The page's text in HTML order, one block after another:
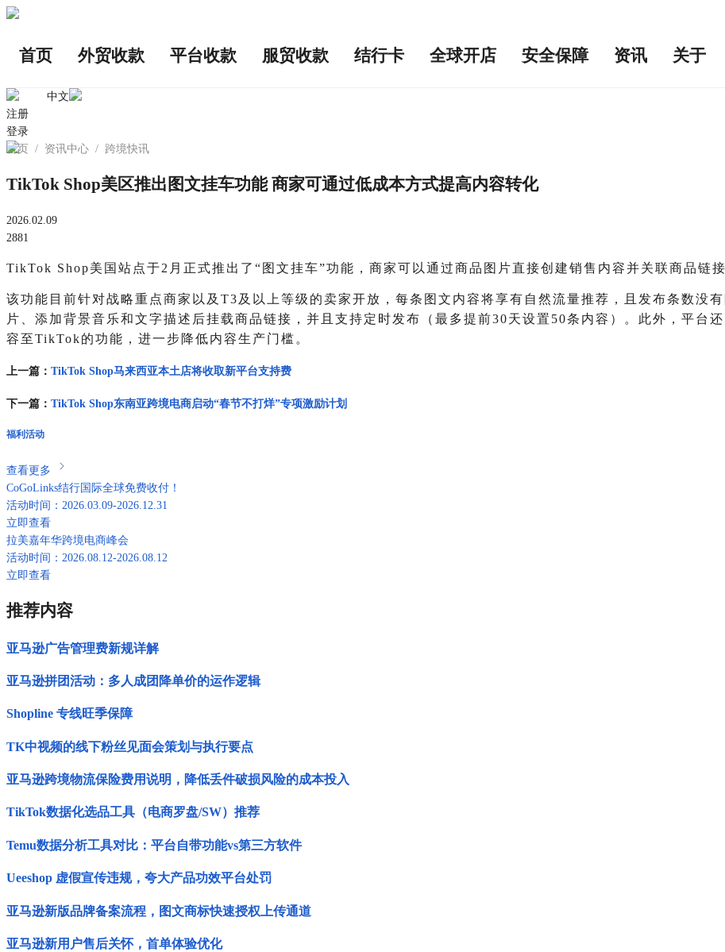
首页 外贸收款 平台收款 服贸收款 结行卡 全球开店 安全保障 资讯 关于
中文
注册
登录
首页
/ 资讯中心 / 跨境快讯
TikTok Shop美区推出图文挂车功能 商家可通过低成本方式提高内容转化
2026.02.09
2881
TikTok Shop美国站点于2月正式推出了“图文挂车”功能，商家可以通过商品图片直接创建销售内容并关联商品链接
该功能目前针对战略重点商家以及T3及以上等级的卖家开放，每条图文内容将享有自然流量推荐，且发布条数没
片、添加背景音乐和文字描述后挂载商品链接，并且支持定时发布（最多提前30天设置50条内容）。此外，平台
容至TikTok的功能，进一步降低内容生产门槛。
上一篇： TikTok Shop马来西亚本土店将收取新平台支持费
下一篇： TikTok Shop东南亚跨境电商启动“春节不打烊”专项激励计划
福利活动
查看更多
CoGoLinks结行国际全球免费收付！
活动时间：2026.03.09-2026.12.31
立即查看
拉美嘉年华跨境电商峰会
活动时间：2026.08.12-2026.08.12
立即查看
推荐内容
亚马逊广告管理费新规详解
亚马逊拼团活动：多人成团降单价的运作逻辑
Shopline 专线旺季保障
TK中视频的线下粉丝见面会策划与执行要点
亚马逊跨境物流保险费用说明，降低丢件破损风险的成本投入
TikTok数据化选品工具（电商罗盘/SW）推荐
Temu数据分析工具对比：平台自带功能vs第三方软件
Ueeshop 虚假宣传违规，夸大产品功效平台处罚
亚马逊新版品牌备案流程，图文商标快速授权上传通道
亚马逊新用户售后关怀，首单体验优化